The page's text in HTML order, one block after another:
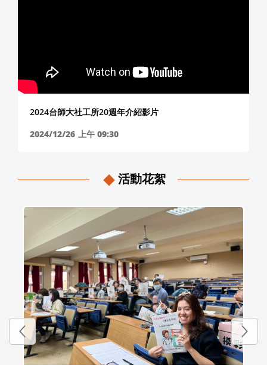
活動花絮
2024台師大社工所20週年介紹影片
2024/12/26 上午 09:30